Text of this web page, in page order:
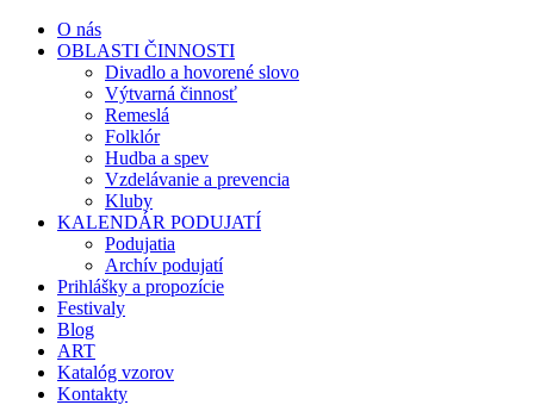
O nás
OBLASTI ČINNOSTI
Divadlo a hovorené slovo
Výtvarná činnosť
Remeslá
Folklór
Hudba a spev
Vzdelávanie a prevencia
Kluby
KALENDÁR PODUJATÍ
Podujatia
Archív podujatí
Prihlášky a propozície
Festivaly
Blog
ART
Katalóg vzorov
Kontakty